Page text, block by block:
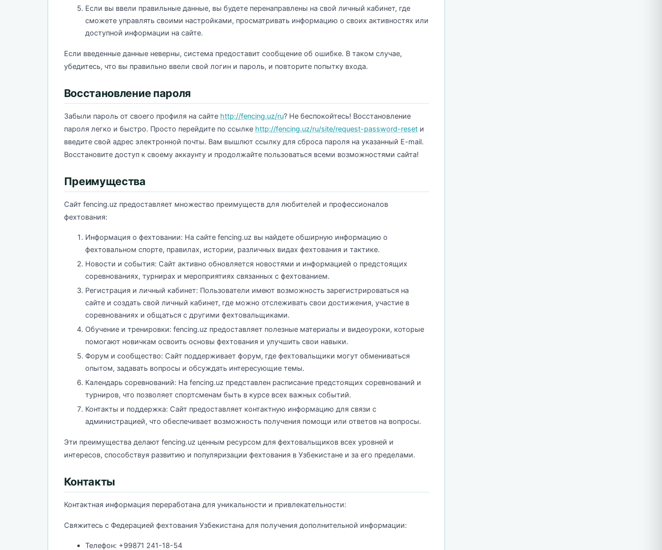
Если вы ввели правильные данные, вы будете перенаправлены на свой личный кабинет, где
сможете управлять своими настройками, просматривать информацию о своих активностях или
доступной информации на сайте.
Если введенные данные неверны, система предоставит сообщение об ошибке. В таком случае,
убедитесь, что вы правильно ввели свой логин и пароль, и повторите попытку входа.
Восстановление пароля
Забыли пароль от своего профиля на сайте http://fencing.uz/ru? Не беспокойтесь! Восстановление
пароля легко и быстро. Просто перейдите по ссылке http://fencing.uz/ru/site/request-password-resetи
введите свой адрес электронной почты. Вам вышлют ссылку для сброса пароля на указанный E-mail.
Восстановите доступ к своему аккаунту и продолжайте пользоваться всеми возможностями сайта!
Преимущества
Сайт fencing.uz предоставляет множество преимуществ для любителей и профессионалов
фехтования:
Информация о фехтовании: На сайте fencing.uz вы найдете обширную информацию о
фехтовальном спорте, правилах, истории, различных видах фехтования и тактике.
Новости и события: Сайт активно обновляется новостями и информацией о предстоящих
соревнованиях, турнирах и мероприятиях связанных с фехтованием.
Регистрация и личный кабинет: Пользователи имеют возможность зарегистрироваться на
сайте и создать свой личный кабинет, где можно отслеживать свои достижения, участие в
соревнованиях и общаться с другими фехтовальщиками.
Обучение и тренировки: fencing.uz предоставляет полезные материалы и видеоуроки, которые
помогают новичкам освоить основы фехтования и улучшить свои навыки.
Форум и сообщество: Сайт поддерживает форум, где фехтовальщики могут обмениваться
опытом, задавать вопросы и обсуждать интересующие темы.
Календарь соревнований: На fencing.uz представлен расписание предстоящих соревнований и
турниров, что позволяет спортсменам быть в курсе всех важных событий.
Контакты и поддержка: Сайт предоставляет контактную информацию для связи с
администрацией, что обеспечивает возможность получения помощи или ответов на вопросы.
Эти преимущества делают fencing.uz ценным ресурсом для фехтовальщиков всех уровней и
интересов, способствуя развитию и популяризации фехтования в Узбекистане и за его пределами.
Контакты
Контактная информация переработана для уникальности и привлекательности:
Свяжитесь с Федерацией фехтования Узбекистана для получения дополнительной информации:
Телефон: +99871 241-18-54